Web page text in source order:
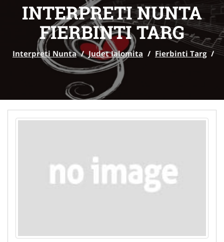
INTERPRETI NUNTA
FIERBINTI TARG
Interpreti Nunta / Judet Ialomita / Fierbinti Targ /